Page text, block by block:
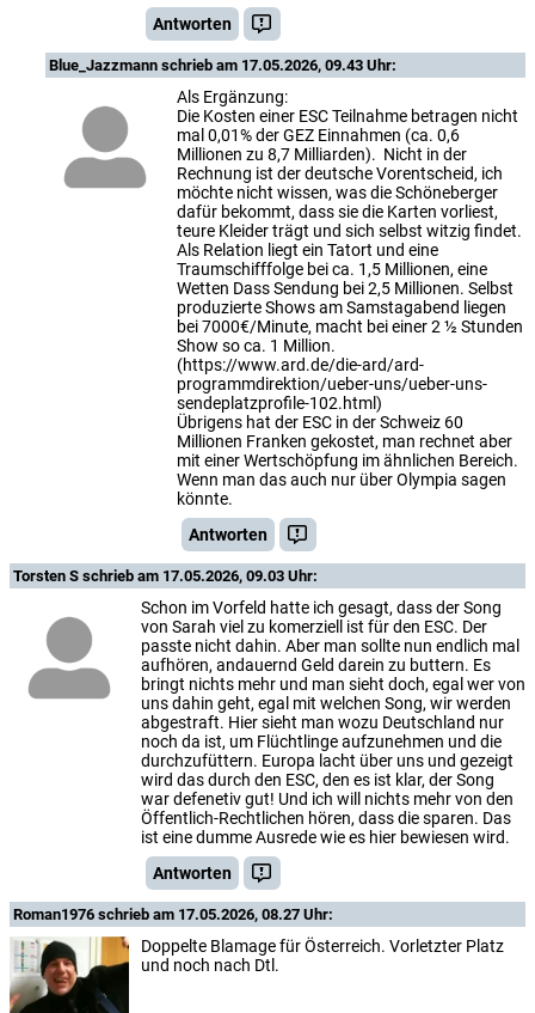
Antworten
Blue_Jazzmann schrieb am 17.05.2026, 09.43 Uhr:
Als Ergänzung:
Die Kosten einer ESC Teilnahme betragen nicht
mal 0,01% der GEZ Einnahmen (ca. 0,6
Millionen zu 8,7 Milliarden). Nicht in der
Rechnung ist der deutsche Vorentscheid, ich
möchte nicht wissen, was die Schöneberger
dafür bekommt, dass sie die Karten vorliest,
teure Kleider trägt und sich selbst witzig findet.
Als Relation liegt ein Tatort und eine
Traumschifffolge bei ca. 1,5 Millionen, eine
Wetten Dass Sendung bei 2,5 Millionen. Selbst
produzierte Shows am Samstagabend liegen
bei 7000€/Minute, macht bei einer 2 ½ Stunden
Show so ca. 1 Million.
(https://www.ard.de/die-ard/ard-
programmdirektion/ueber-uns/ueber-uns-
sendeplatzprofile-102.html)
Übrigens hat der ESC in der Schweiz 60
Millionen Franken gekostet, man rechnet aber
mit einer Wertschöpfung im ähnlichen Bereich.
Wenn man das auch nur über Olympia sagen
könnte.
Antworten
Torsten S schrieb am 17.05.2026, 09.03 Uhr:
Schon im Vorfeld hatte ich gesagt, dass der Song
von Sarah viel zu komerziell ist für den ESC. Der
passte nicht dahin. Aber man sollte nun endlich mal
aufhören, andauernd Geld darein zu buttern. Es
bringt nichts mehr und man sieht doch, egal wer von
uns dahin geht, egal mit welchen Song, wir werden
abgestraft. Hier sieht man wozu Deutschland nur
noch da ist, um Flüchtlinge aufzunehmen und die
durchzufüttern. Europa lacht über uns und gezeigt
wird das durch den ESC, den es ist klar, der Song
war defenetiv gut! Und ich will nichts mehr von den
Öffentlich-Rechtlichen hören, dass die sparen. Das
ist eine dumme Ausrede wie es hier bewiesen wird.
Antworten
Roman1976 schrieb am 17.05.2026, 08.27 Uhr:
Doppelte Blamage für Österreich. Vorletzter Platz
und noch nach Dtl.